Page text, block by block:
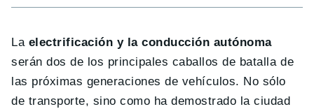
La electrificación y la conducción autónoma
serán dos de los principales caballos de batalla de
las próximas generaciones de vehículos. No sólo
de transporte, sino como ha demostrado la ciudad